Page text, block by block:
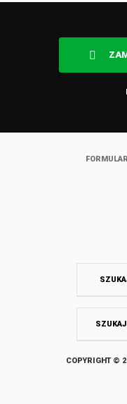
COPYRIGHT ©